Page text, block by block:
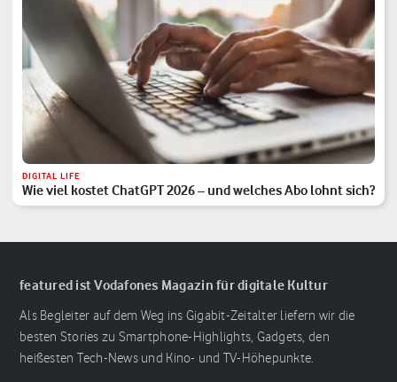
DIGITAL LIFE
Wie viel kostet ChatGPT 2026 – und welches Abo lohnt sich?
featured ist Vodafones Magazin für digitale Kultur
Als Begleiter auf dem Weg ins Gigabit-Zeitalter liefern wir die
besten Stories zu Smartphone-Highlights, Gadgets, den
heißesten Tech-News und Kino- und TV-Höhepunkte.